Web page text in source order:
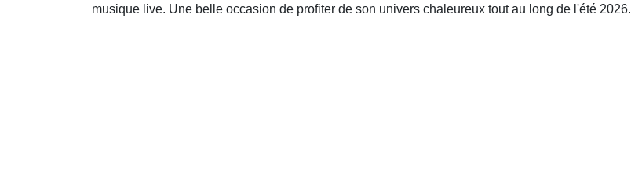
musique live. Une belle occasion de profiter de son univers chaleureux tout au long de l'été 2026.